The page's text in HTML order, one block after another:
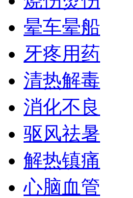
晕车晕船
牙疼用药
清热解毒
消化不良
驱风祛暑
解热镇痛
心脑血管